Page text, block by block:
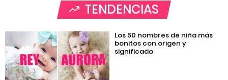
TENDENCIAS
Los 50 nombres de niña más
bonitos con origen y
significado